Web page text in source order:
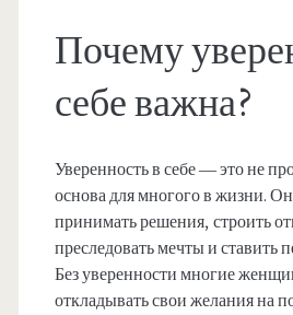
Почему
себе важна?
Уверенность в себе — это не
основа для многого в жизни.
принимать решения, строить
преследовать мечты и ставить
Без уверенности многие
откладывать свои желания на